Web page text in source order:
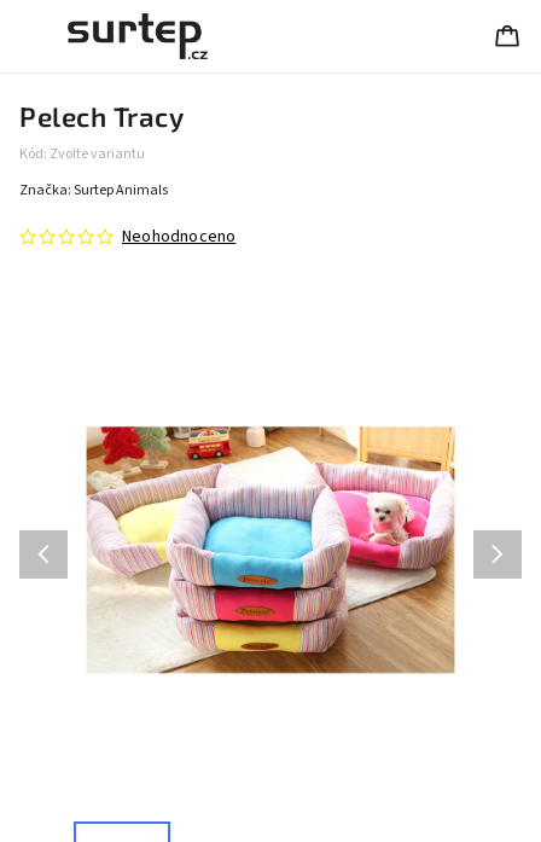
Pelech Tracy
Kód: Zvolte variantu
Neohodnoceno
Značka:Surtep Animals